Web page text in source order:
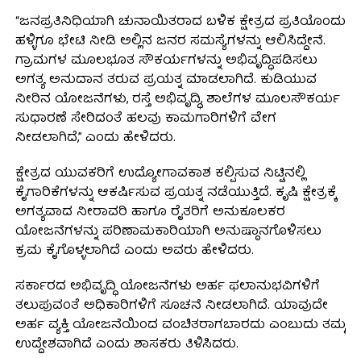
“ಜನಪ್ರತಿನಿಧಿಯಾಗಿ ಚುನಾಯಿತರಾದ ಬಳಿಕ ಕ್ಷೇತ್ರದ ಪ್ರತಿಯೊಂದು
ಹಳ್ಳಿಗೂ ಭೇಟಿ ನೀಡಿ ಅಲ್ಲಿನ ಜನರ ಸಮಸ್ಯೆಗಳನ್ನು ಆಲಿಸಿದ್ದೇನೆ.
ಗ್ರಾಮಗಳ ಮೂಲಭೂತ ಸೌಕರ್ಯಗಳನ್ನು ಅಭಿವೃದ್ಧಿಪಡಿಸಲು
ಅಗತ್ಯ ಅನುದಾನ ತರುವ ಪ್ರಯತ್ನ ಮಾಡಲಾಗಿದೆ. ಕುಡಿಯುವ
ನೀರಿನ ಯೋಜನೆಗಳು, ರಸ್ತೆ ಅಭಿವೃದ್ಧಿ, ಶಾಲೆಗಳ ಮೂಲಸೌಕರ್ಯ
ಸುಧಾರಣೆ ಸೇರಿದಂತೆ ಹಲವು ಕಾಮಗಾರಿಗಳಿಗೆ ವೇಗ
ನೀಡಲಾಗಿದೆ,” ಎಂದು ಹೇಳಿದರು.
ಕ್ಷೇತ್ರದ ಯುವಕರಿಗೆ ಉದ್ಯೋಗಾವಕಾಶ ಕಲ್ಪಿಸುವ ನಿಟ್ಟಿನಲ್ಲಿ
ಕೈಗಾರಿಕೆಗಳನ್ನು ಆಕರ್ಷಿಸುವ ಪ್ರಯತ್ನ ನಡೆಯುತ್ತಿದೆ. ಕೃಷಿ ಕ್ಷೇತ್ರಕ್ಕೆ
ಅಗತ್ಯವಾದ ನೀರಾವರಿ ಹಾಗೂ ರೈತರಿಗೆ ಅನುಕೂಲಕರ
ಯೋಜನೆಗಳನ್ನು ಪರಿಣಾಮಕಾರಿಯಾಗಿ ಅನುಷ್ಠಾನಗೊಳಿಸಲು
ಕ್ರಮ ಕೈಗೊಳ್ಳಲಾಗಿದೆ ಎಂದು ಅವರು ಹೇಳಿದರು.
ಸರ್ಕಾರದ ಅಭಿವೃದ್ಧಿ ಯೋಜನೆಗಳು ಅರ್ಹ ಫಲಾನುಭವಿಗಳಿಗೆ
ತಲುಪುವಂತೆ ಅಧಿಕಾರಿಗಳಿಗೆ ಸೂಚನೆ ನೀಡಲಾಗಿದೆ. ಯಾವುದೇ
ಅರ್ಹ ವ್ಯಕ್ತಿ ಯೋಜನೆಯಿಂದ ವಂಚಿತರಾಗಬಾರದು ಎಂಬುದು ತಮ್ಮ
ಉದ್ದೇಶವಾಗಿದೆ ಎಂದು ಶಾಸಕರು ತಿಳಿಸಿದರು.